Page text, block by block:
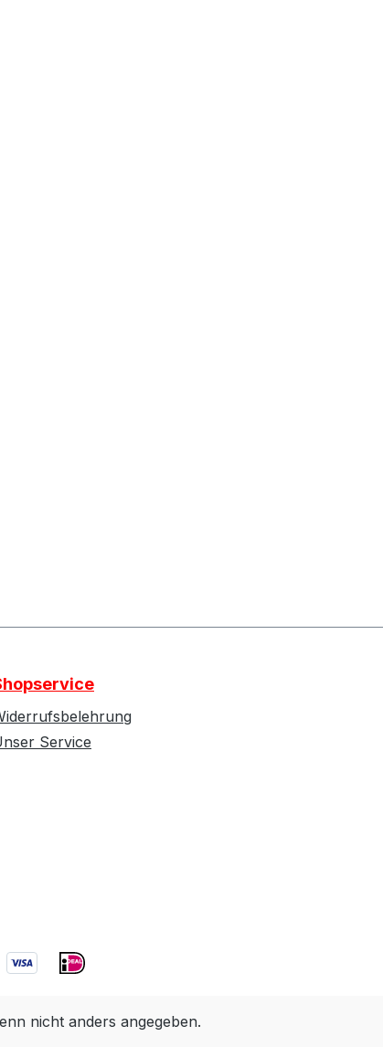
Service
nicht anders angegeben.